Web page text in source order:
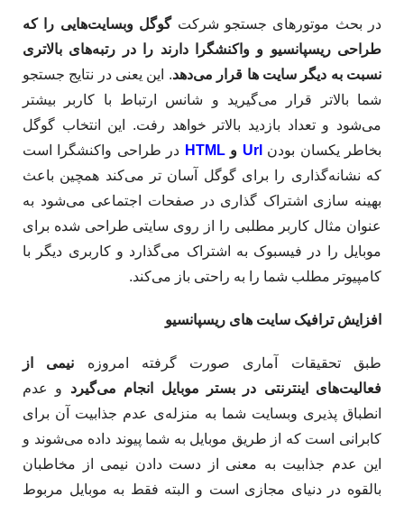
در بحث موتورهای جستجو شرکتگوگل وبسایت‌هایی را که
طراحی ریسپانسیو و واکنشگرا دارند را در رتبه‌های بالاتری
نسبت به دیگر سایت ها قرار می‌دهد. این یعنی در نتایج جستجو
شما بالاتر قرار می‌گیرید و شانس ارتباط با کاربر بیشتر
می‌شود و تعداد بازدید بالاتر خواهد رفت. این انتخاب گوگل
بخاطر یکسان بودن Url وHTML در طراحی واکنشگرا است
که نشانه‌گذاری را برای گوگل آسان تر‌ می‌کند همچین باعث
بهینه سازی اشتراک گذاری در صفحات اجتماعی می‌شود به
عنوان مثال کاربر مطلبی را از روی سایتی طراحی شده برای
موبایل را در فیسبوک به اشتراک می‌گذارد و کاربری دیگر با
کامپیوتر مطلب شما را به راحتی باز می‌کند.
افزایش ترافیک سایت های ریسپانسیو
طبق تحقیقات آماری صورت گرفته امروزه نیمی از
فعالیت‌های اینترنتی در بستر موبایل انجام می‌گیرد و عدم
انطباق پذیری وبسایت شما به منزله‌ی عدم جذابیت آن برای
کابرانی است که از طریق موبایل به شما پیوند داده می‌شوند و
این عدم جذابیت به معنی از دست دادن نیمی از مخاطبان
بالقوه در دنیای مجازی است و البته فقط به موبایل مربوط